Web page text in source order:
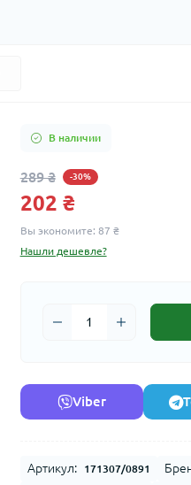
В наличии
289 ₴ -30%
202 ₴
Вы экономите: 87 ₴
Нашли дешевле?
Viber
Артикул: 171307/0891